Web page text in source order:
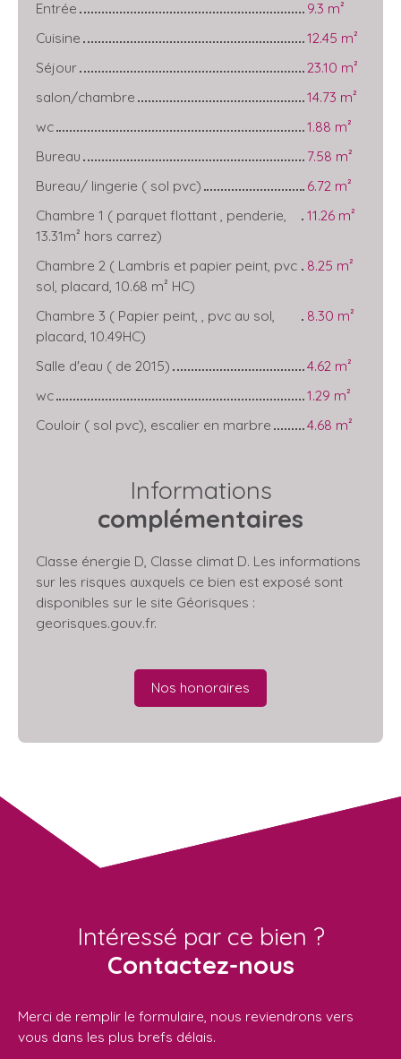
Entrée
9.3 m²
Cuisine
12.45 m²
Séjour
23.10 m²
salon/chambre
14.73 m²
wc
1.88 m²
Bureau
7.58 m²
Bureau/ lingerie ( sol pvc)
6.72 m²
Chambre 1 ( parquet flottant , penderie,
13.31m² hors carrez)
11.26 m²
Chambre 2 ( Lambris et papier peint, pvc
sol, placard, 10.68 m² HC)
8.25 m²
Chambre 3 ( Papier peint, , pvc au sol,
placard, 10.49HC)
8.30 m²
Salle d'eau ( de 2015)
4.62 m²
wc
1.29 m²
Couloir ( sol pvc), escalier en marbre
4.68 m²
Informations
complémentaires
Classe énergie D, Classe climat D. Les informations
sur les risques auxquels ce bien est exposé sont
disponibles sur le site Géorisques :
georisques.gouv.fr.
Nos honoraires
Intéressé par ce bien ?
Contactez-nous
Merci de remplir le formulaire, nous reviendrons vers
vous dans les plus brefs délais.